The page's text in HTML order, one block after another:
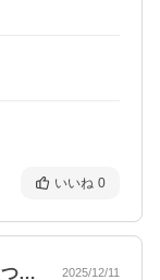
いいね 0
1畳分を購入しました。リビングこたつ用… 2025/12/11